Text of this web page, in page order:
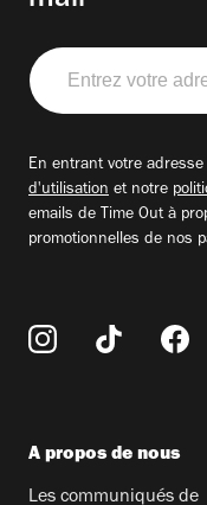
Entrez
votre
adresse
En entrant votre
d'utilisation et notre
emails de Time Out à
promotionnelles de nos
A propos de nous
Les communiqués de